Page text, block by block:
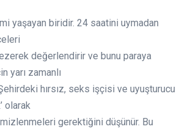
yaşayan biridir. 24 saatini uymadan
değerlendirir ve bunu paraya
yarı zamanlı
hırsız, seks işçisi ve uyuşturucu
olarak
gerektiğini düşünür. Bu